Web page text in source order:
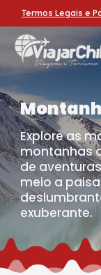
Termos Legais e
Explore as
montanhas
de
meio a
exuberante.